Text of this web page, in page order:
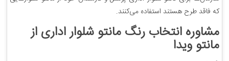
که فاقد طرح هستند استفاده می‌کنند.
مشاوره انتخاب رنگ مانتو شلوار اداری از
مانتو ویدا